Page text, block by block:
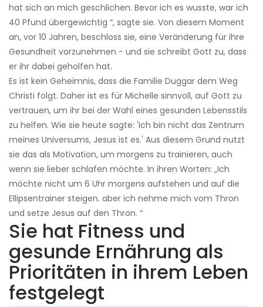
hat sich an mich geschlichen. Bevor ich es wusste, war ich
40 Pfund übergewichtig “, sagte sie. Von diesem Moment
an, vor 10 Jahren, beschloss sie, eine Veränderung für ihre
Gesundheit vorzunehmen - und sie schreibt Gott zu, dass
er ihr dabei geholfen hat.
Es ist kein Geheimnis, dass die Familie Duggar dem Weg
Christi folgt. Daher ist es für Michelle sinnvoll, auf Gott zu
vertrauen, um ihr bei der Wahl eines gesunden Lebensstils
zu helfen. Wie sie heute sagte: 'Ich bin nicht das Zentrum
meines Universums, Jesus ist es.' Aus diesem Grund nutzt
sie das als Motivation, um morgens zu trainieren, auch
wenn sie lieber schlafen möchte. In ihren Worten: „Ich
möchte nicht um 6 Uhr morgens aufstehen und auf die
Ellipsentrainer steigen. aber ich nehme mich vom Thron
und setze Jesus auf den Thron. “
Sie hat Fitness und
gesunde Ernährung als
Prioritäten in ihrem Leben
festgelegt